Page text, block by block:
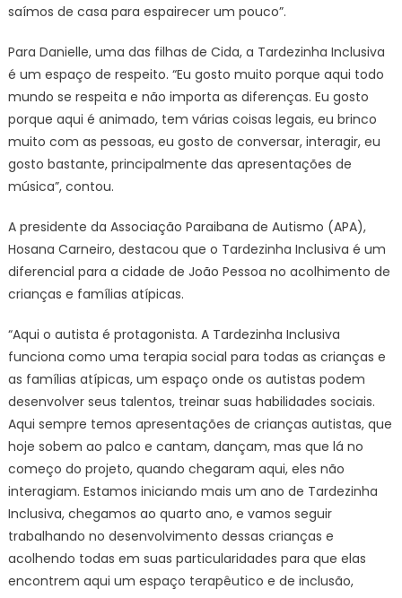
saímos de casa para espairecer um pouco”.
Para Danielle, uma das filhas de Cida, a Tardezinha Inclusiva
é um espaço de respeito. “Eu gosto muito porque aqui todo
mundo se respeita e não importa as diferenças. Eu gosto
porque aqui é animado, tem várias coisas legais, eu brinco
muito com as pessoas, eu gosto de conversar, interagir, eu
gosto bastante, principalmente das apresentações de
música”, contou.
A presidente da Associação Paraibana de Autismo (APA),
Hosana Carneiro, destacou que o Tardezinha Inclusiva é um
diferencial para a cidade de João Pessoa no acolhimento de
crianças e famílias atípicas.
“Aqui o autista é protagonista. A Tardezinha Inclusiva
funciona como uma terapia social para todas as crianças e
as famílias atípicas, um espaço onde os autistas podem
desenvolver seus talentos, treinar suas habilidades sociais.
Aqui sempre temos apresentações de crianças autistas, que
hoje sobem ao palco e cantam, dançam, mas que lá no
começo do projeto, quando chegaram aqui, eles não
interagiam. Estamos iniciando mais um ano de Tardezinha
Inclusiva, chegamos ao quarto ano, e vamos seguir
trabalhando no desenvolvimento dessas crianças e
acolhendo todas em suas particularidades para que elas
encontrem aqui um espaço terapêutico e de inclusão,